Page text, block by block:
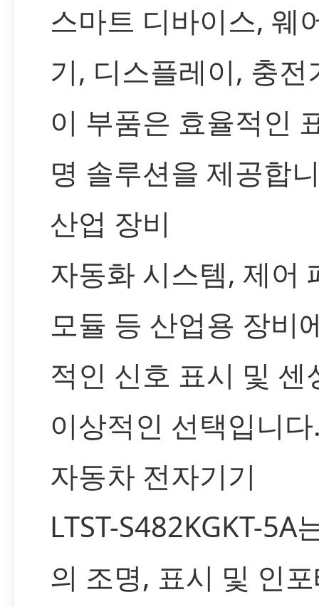
스마트 디바이스, 웨
기, 디스플레이, 충전
이 부품은 효율적인
명 솔루션을 제공합
산업 장비
자동화 시스템, 제어
모듈 등 산업용 장비
적인 신호 표시 및 센
이상적인 선택입니
자동차 전자기기
LTST-S482KGKT-5A
의 조명, 표시 및 인